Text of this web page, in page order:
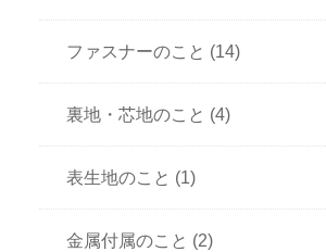
ファスナーのこと (14)
裏地・芯地のこと (4)
表生地のこと (1)
金属付属のこと (2)